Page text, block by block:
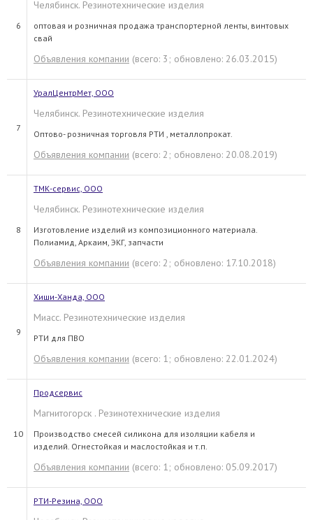
6
Челябинск. Резинотехнические изделия
оптовая и розничная продажа транспортерной ленты, винтовых
свай
Объявления компании (всего: 3; обновлено: 26.03.2015)
7
УралЦентрМет, ООО
Челябинск. Резинотехнические изделия
Оптово- розничная торговля РТИ , металлопрокат.
Объявления компании (всего: 2; обновлено: 20.08.2019)
8
ТМК-сервис, ООО
Челябинск. Резинотехнические изделия
Изготовление изделий из композиционного материала.
Полиамид, Аркаим, ЭКГ, запчасти
Объявления компании (всего: 2; обновлено: 17.10.2018)
9
Хиши-Ханда, ООО
Миасс. Резинотехнические изделия
РТИ для ПВО
Объявления компании (всего: 1; обновлено: 22.01.2024)
10
Продсервис
Магнитогорск . Резинотехнические изделия
Производство смесей силикона для изоляции кабеля и
изделий. Огнестойкая и маслостойкая и т.п.
Объявления компании (всего: 1; обновлено: 05.09.2017)
РТИ-Резина, ООО